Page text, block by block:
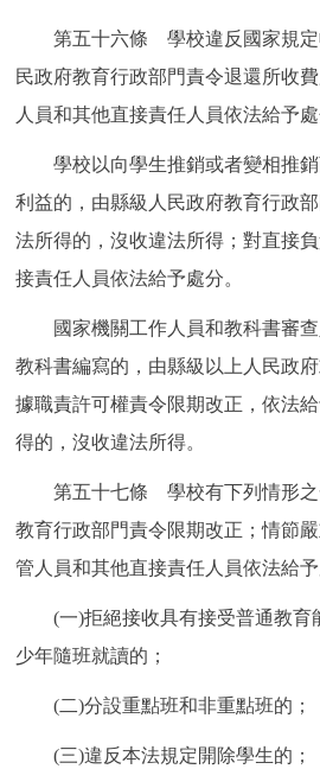
第五十六條 學校違反國家規定
民政府教育行政部門責令退還所收
人員和其他直接責任人員依法給予處
學校以向學生推銷或者變相推銷
利益的，由縣級人民政府教育行政
法所得的，沒收違法所得；對直接
接責任人員依法給予處分。
國家機關工作人員和教科書審查
教科書編寫的，由縣級以上人民政
據職責許可權責令限期改正，依法
得的，沒收違法所得。
第五十七條 學校有下列情形之
教育行政部門責令限期改正；情節
管人員和其他直接責任人員依法給予
(一)拒絕接收具有接受普通教育
少年隨班就讀的；
(二)分設重點班和非重點班的；
(三)違反本法規定開除學生的；